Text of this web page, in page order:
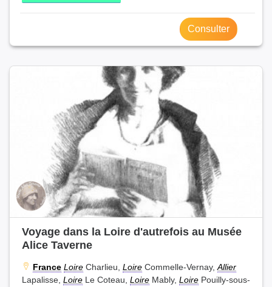
Consulter
Voyage dans la Loire d'autrefois au Musée
Alice Taverne
France Loire Charlieu, Loire Commelle-Vernay,Allier
Lapalisse, Loire Le Coteau, Loire Mably, Loire Pouilly-sous-